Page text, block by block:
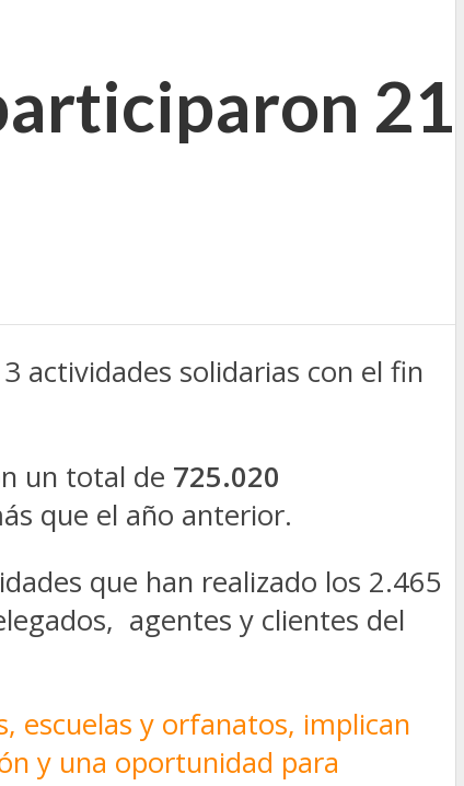
21
actividades solidarias con el fin
un total de 725.020
que el año anterior.
que han realizado los 2.465
agentes y clientes del
escuelas y orfanatos, implican
y una oportunidad para